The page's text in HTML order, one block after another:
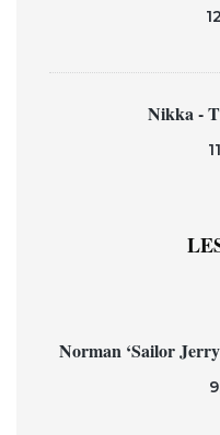
Nikka -
Norman ‘Sailor